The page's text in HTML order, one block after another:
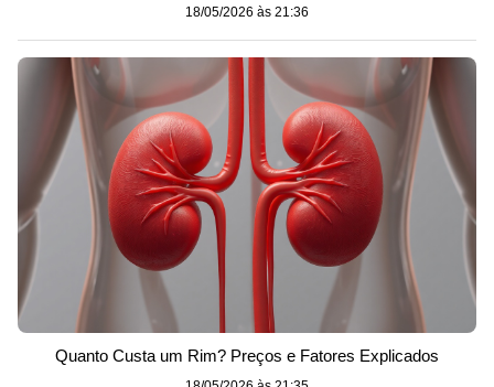
18/05/2026 às 21:36
Quanto Custa um Rim? Preços e Fatores Explicados